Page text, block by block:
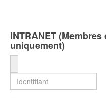
INTRANET
uniquement)